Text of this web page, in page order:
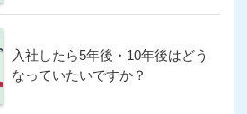
入社したら5年後・10年後はどう
なっていたいですか？